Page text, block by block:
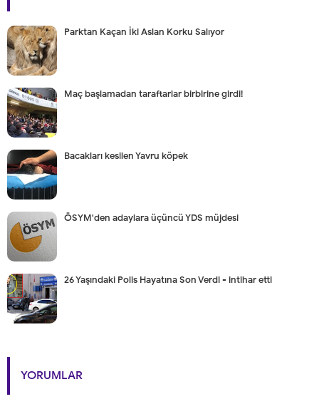
Parktan Kaçan İki Aslan Korku Salıyor
Maç başlamadan taraftarlar birbirine girdi!
Bacakları kesilen Yavru köpek
ÖSYM'den adaylara üçüncü YDS müjdesi
26 Yaşındaki Polis Hayatına Son Verdi - intihar etti
YORUMLAR